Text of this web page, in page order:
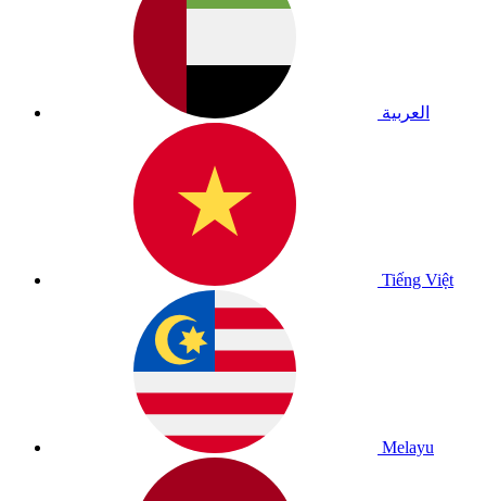
العربية
Tiếng Việt
Melayu